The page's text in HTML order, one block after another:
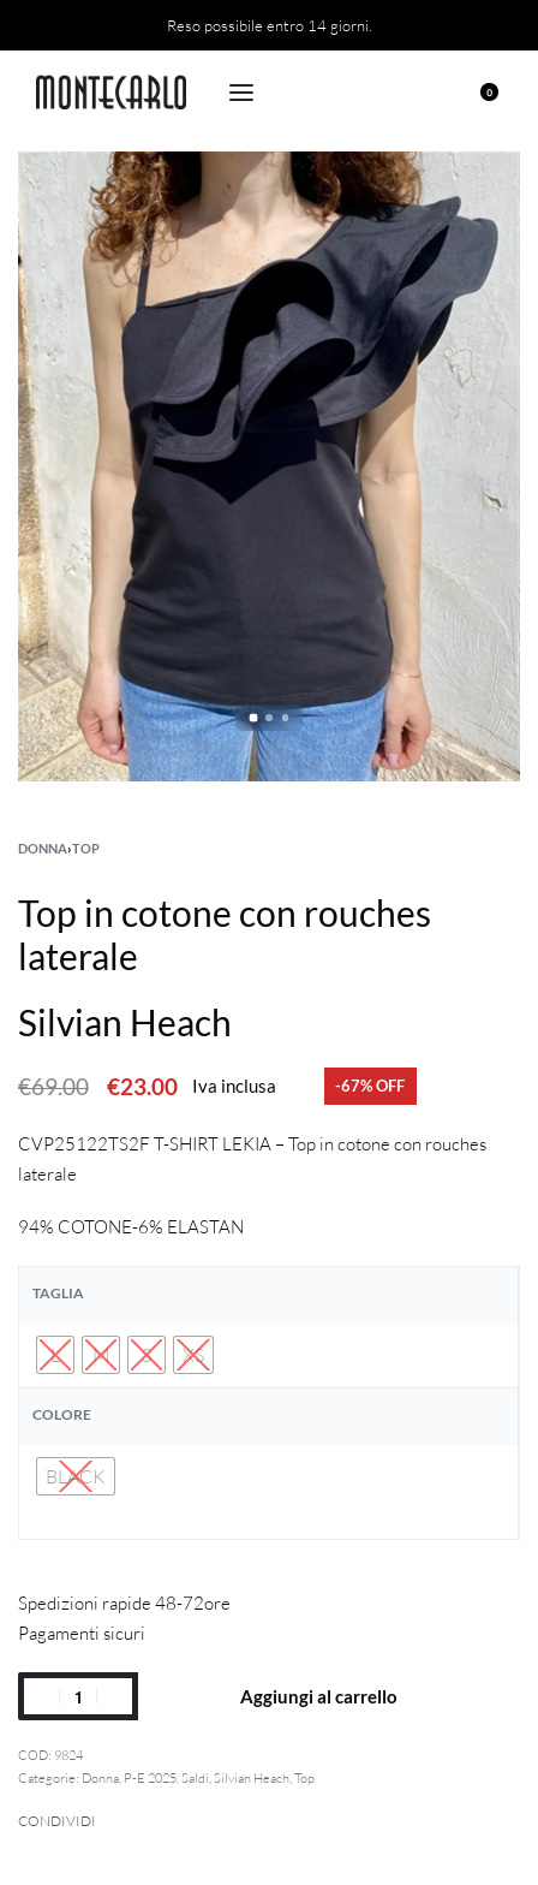
Reso possibile entro 14 giorni.
0
DONNA›TOP
Top in cotone con rouches
laterale
Silvian Heach
€69.00 €23.00 Iva inclusa -67% OFF
CVP25122TS2F T-SHIRT LEKIA – Top in cotone con rouches
laterale
94% COTONE-6% ELASTAN
TAGLIA
L M S XS
COLORE
BLACK
Spedizioni rapide 48-72ore
Pagamenti sicuri
Aggiungi al carrello
9824
Categorie: Donna, P-E 2025,Saldi,Silvian Heach,Top
CONDIVIDI